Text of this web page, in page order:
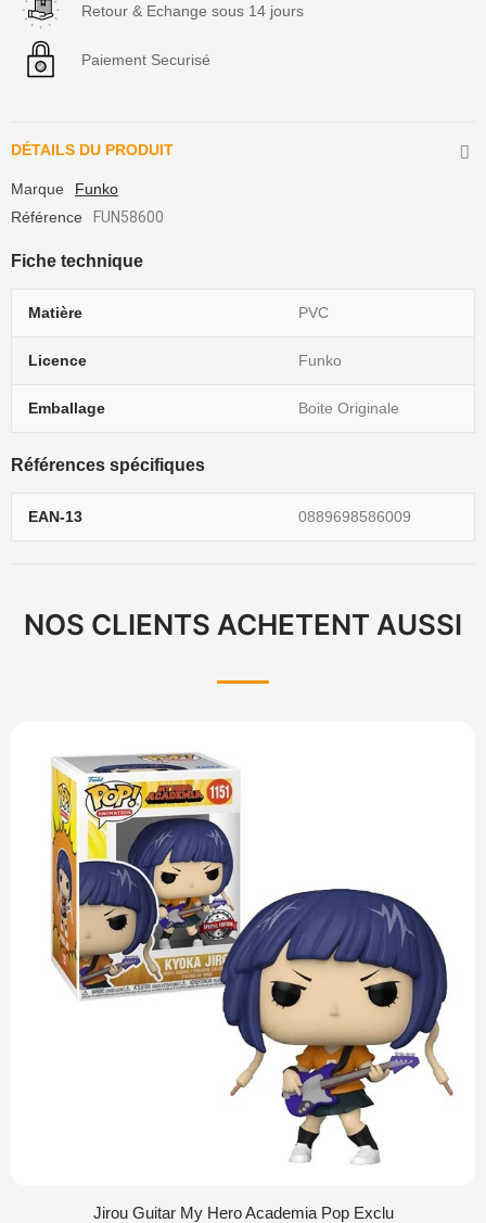
Retour & Echange sous 14 jours
Paiement Securisé
DÉTAILS DU PRODUIT
Marque
Funko
Référence
FUN58600
Fiche technique
Matière PVC
Licence Funko
Emballage Boite Originale
Références spécifiques
EAN-13 0889698586009
NOS CLIENTS ACHETENT AUSSI
Jirou Guitar My Hero Academia Pop Exclu